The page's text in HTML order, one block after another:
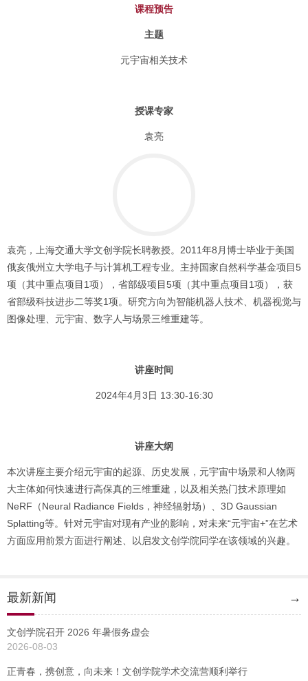
课程预告
主题
元宇宙相关技术
授课专家
袁亮
袁亮，上海交通大学文创学院长聘教授。2011年8月博士毕业于美国
俄亥俄州立大学电子与计算机工程专业。主持国家自然科学基金项目5
项（其中重点项目1项），省部级项目5项（其中重点项目1项），获
省部级科技进步二等奖1项。研究方向为智能机器人技术、机器视觉与
图像处理、元宇宙、数字人与场景三维重建等。
讲座时间
2024年4月3日 13:30-16:30
讲座大纲
本次讲座主要介绍元宇宙的起源、历史发展，元宇宙中场景和人物两
大主体如何快速进行高保真的三维重建，以及相关热门技术原理如
NeRF（Neural Radiance Fields，神经辐射场）、3D Gaussian
Splatting等。针对元宇宙对现有产业的影响，对未来“元宇宙+”在艺术
方面应用前景方面进行阐述、以启发文创学院同学在该领域的兴趣。
最新新闻 →
文创学院召开 2026 年暑假务虚会
2026-08-03
正青春，携创意，向未来！文创学院学术交流营顺利举行